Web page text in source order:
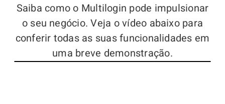
Saiba como o Multilogin pode impulsionar
o seu negócio. Veja o vídeo abaixo para
conferir todas as suas funcionalidades em
uma breve demonstração.